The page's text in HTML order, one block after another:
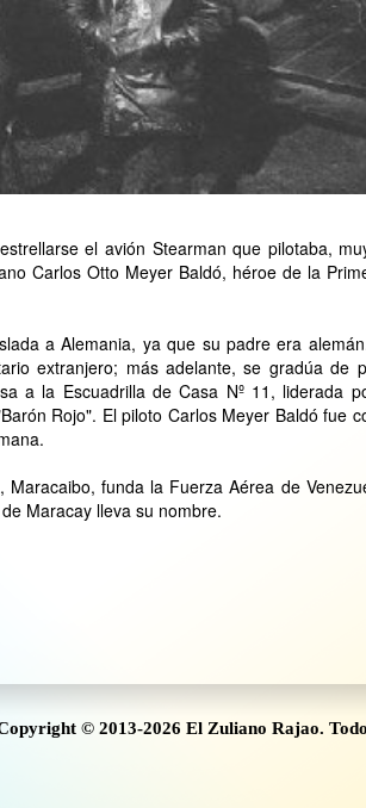
el avión Stearman que pilotaba,
Carlos Otto Meyer Baldó, héroe de la
a Alemania, ya que su padre era
extranjero; más adelante, se gradúa de
a la Escuadrilla de Casa Nº 11, liderada
Rojo". El piloto Carlos Meyer Baldó fue
funda la Fuerza Aérea de
Maracay lleva su nombre.
© 2013-2026 El Zuliano Rajao.